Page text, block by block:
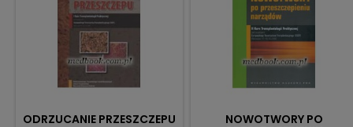
ODRZUCANIE PRZESZCZEPU
NOWOTWORY PO